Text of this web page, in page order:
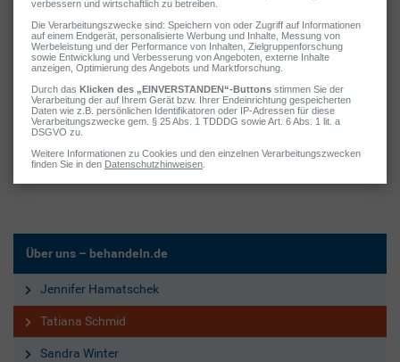
Deutsche Gesellschaft für Ernährung (DGE), ist sie seit 2011 als
Autorin und Redakteurin tätig. Ihr Fokus liegt auf der Erstellung
evidenzbasierter Beiträge zu medizinischen und
ernährungsbezogenen Themen, die sowohl Fachkreise als auch ein
breites Publikum erreichen.
Als Chefredakteurin für Gesundheit und Ernährung bei der MyLife
Media GmbH steht Tatiana für evidenzbasierte, praxisnahe und
journalistisch hochwertige Gesundheitskommunikation, die
aktuellen wissenschaftlichen Standards folgt.
Über uns – behandeln.de
Jennifer Hamatschek
Tatiana Schmid
Sandra Winter